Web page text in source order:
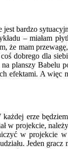
bardzo
– miałam
mam
dobrego dla
planszy Babelu
efektami. A więc
każdej erze
w projekcie,
w projekcie
Jeden